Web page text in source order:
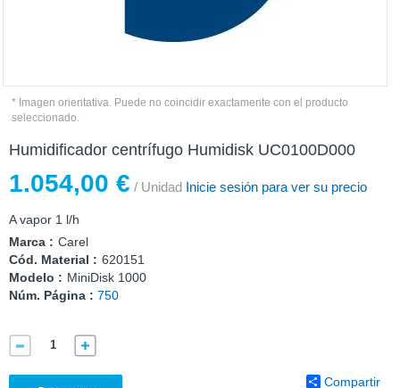
* Imagen orientativa. Puede no coincidir exactamente con el producto
seleccionado.
Humidificador centrífugo Humidisk UC0100D000
1.054,00 € / Unidad Inicie sesión para ver su precio
A vapor 1 l/h
Marca : Carel
Cód. Material : 620151
Modelo : MiniDisk 1000
Núm. Página : 750
Compartir